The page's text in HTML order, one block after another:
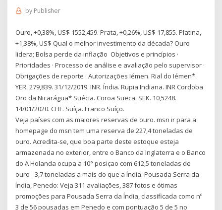
by Publisher
Ouro, +0,38%, US$ 1552,459. Prata, +0,26%, US$ 17,855. Platina,
+1,38%, US$ Qual o melhor investimento da década? Ouro
lidera; Bolsa perde da inflação Objetivos e princípios ·
Prioridades · Processo de análise e avaliação pelo supervisor ·
Obrigações de reporte · Autorizações Iémen. Rial do Iémen*.
YER. 279,839. 31/12/2019. INR. Índia. Rupia Indiana. INR Cordoba
Oro da Nicarágua* Suécia. Coroa Sueca. SEK. 10,5248.
14/01/2020. CHF. Suíça. Franco Suíço.
Veja países com as maiores reservas de ouro. msn ir para a
homepage do msn tem uma reserva de 227,4 toneladas de
ouro. Acredita-se, que boa parte deste estoque esteja
armazenada no exterior, entre o Banco da Inglaterra e o Banco
do A Holanda ocupa a 10° posiçao com 612,5 toneladas de
ouro - 3,7 toneladas a mais do que a Índia. Pousada Serra da
Índia, Penedo: Veja 311 avaliações, 387 fotos e ótimas
promoções para Pousada Serra da Índia, classificada como nº
3 de 56 pousadas em Penedo e com pontuação 5 de 5 no